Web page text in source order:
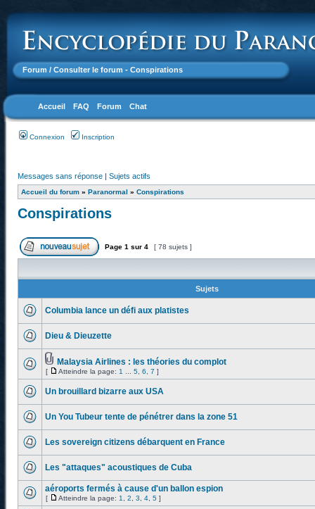
Forum / Consulter le forum - Conspirations
Accueil FAQ Forum Chat
Connexion Inscription
Messages sans réponse | Sujets actifs
Accueil du forum » Paranormal » Conspirations
Conspirations
Page 1 sur 4 [ 78 sujets ]
Sujets
Columbia lance un défi aux platistes
Dieu & Dieuzette
Malaysia Airlines : les théories du complot
[ Atteindre la page: 1 5 6 7 ]
Un brouillard bizarre aux USA
Un You Tubeur tente de pénétrer dans la zone 51
Les sovereign citizens débarquent en France
Les "attaques" acoustiques de Cuba
aéroports fermés à cause d'un ballon espion
[ Atteindre la page: 1 2 3 4 5 ]